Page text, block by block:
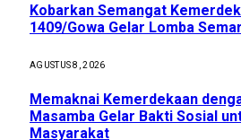
Kobarkan Semangat
1409/Gowa Gelar Lomba
AGUSTUS 8, 2026
Memaknai Kemerdekaan
Masamba Gelar Bakti Sosial
Masyarakat